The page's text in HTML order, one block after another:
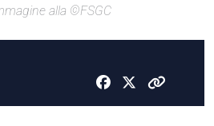
alla ©FSGC